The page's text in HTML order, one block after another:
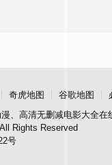
奇虎地图 谷歌地图
、高清无删减电影大全在
Rights Reserved
号